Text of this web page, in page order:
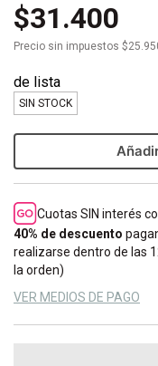
$31.400
Precio sin impuestos
SIN STOCK
Cuotas SIN interés
40% de descuento
realizarse dentro de las
la orden)
VER MEDIOS DE PAGO